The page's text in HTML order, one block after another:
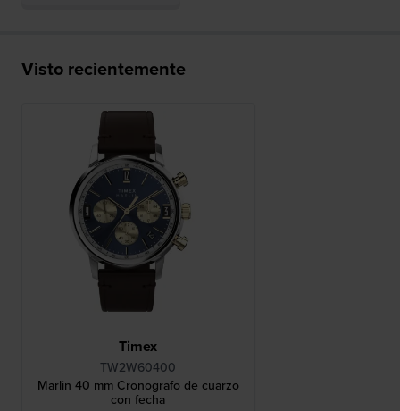
Visto recientemente
Timex
TW2W60400
Marlin 40 mm Cronografo de cuarzo
con fecha